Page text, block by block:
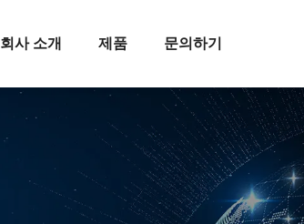
회사 소개 제품 문의하기